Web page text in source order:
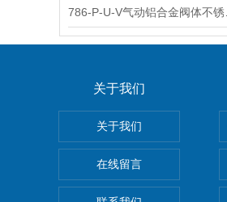
关于我们
关于我们
在线留言